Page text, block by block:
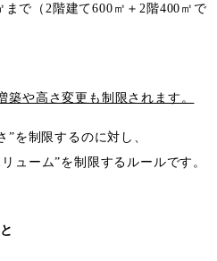
まで（ 2 階建て600 ㎡＋ 2 階400 ㎡で
や高さ変更も制限されます。
”を制限するのに対し、
ューム”を制限するルールです。